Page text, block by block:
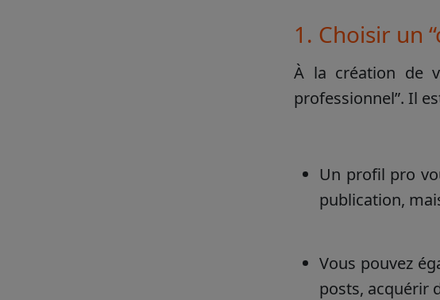
1. Choisir un
À la création de
professionnel”. Il
Un profil pro
publication,
Vous pouvez
posts, acquérir